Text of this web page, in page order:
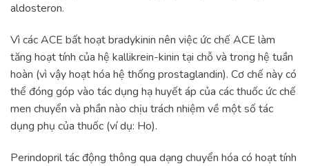
aldosteron.
Vì các ACE bất hoạt bradykinin nên việc ức chế ACE làm
tăng hoạt tính của hệ kallikrein-kinin tại chỗ và trong hệ tuần
hoàn (vì vậy hoạt hóa hệ thống prostaglandin). Cơ chế này có
thể đóng góp vào tác dụng hạ huyết áp của các thuốc ức chế
men chuyển và phần nào chịu trách nhiệm về một số tác
dụng phụ của thuốc (ví dụ: Ho).
Perindopril tác động thông qua dạng chuyển hóa có hoạt tính